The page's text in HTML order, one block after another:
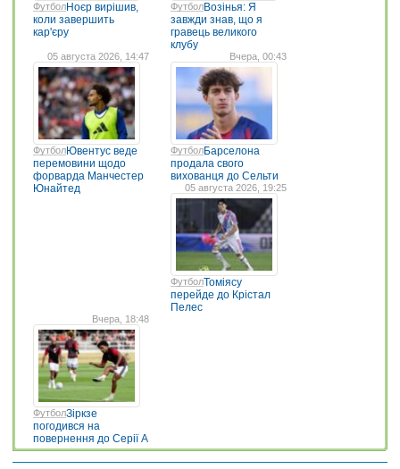
ФутболНоєр вирішив,
коли завершить
кар'єру
ФутболВозінья: Я
завжди знав, що я
гравець великого
клубу
05 августа 2026, 14:47
ФутболЮвентус веде
перемовини щодо
форварда Манчестер
Юнайтед
Вчера, 00:43
ФутболБарселона
продала свого
вихованця до Сельти
05 августа 2026, 19:25
ФутболТоміясу
перейде до Крістал
Пелес
Вчера, 18:48
ФутболЗіркзе
погодився на
повернення до Серії А